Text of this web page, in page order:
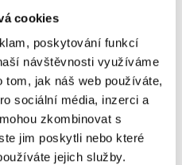
cookies
poskytování funkcí
návštěvnosti využíváme
tom, jak náš web používáte,
sociální média, inzerci a
zkombinovat s
jim poskytli nebo které
jejich služby.
Skladem
Koupit